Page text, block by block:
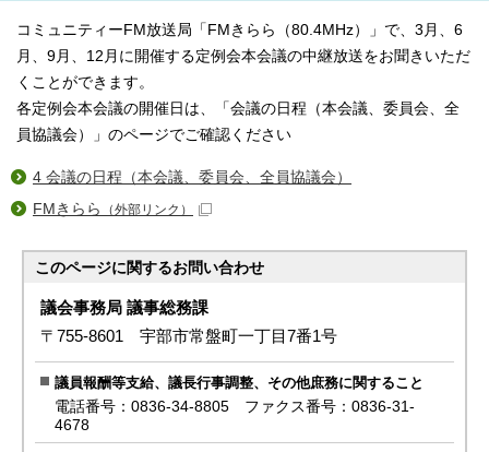
コミュニティーFM放送局「FMきらら（80.4MHz）」で、3月、6
月、9月、12月に開催する定例会本会議の中継放送をお聞きいただ
くことができます。
各定例会本会議の開催日は、「会議の日程（本会議、委員会、全
員協議会）」のページでご確認ください
4 会議の日程（本会議、委員会、全員協議会）
FMきらら
（外部リンク）
このページに関するお問い合わせ
議会事務局 議事総務課
〒755-8601 宇部市常盤町一丁目7番1号
議員報酬等支給、議長行事調整、その他庶務に関すること
電話番号：0836-34-8805 ファクス番号：0836-31-
4678